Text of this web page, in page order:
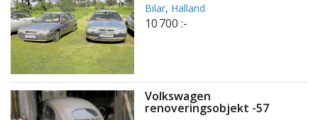
Bilar, Halland
10 700 :-
Volkswagen
renoveringsobjekt -57